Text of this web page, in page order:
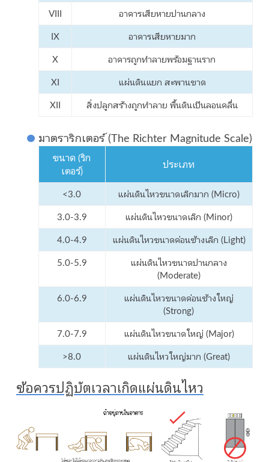
VIII
อาคารเสียหายปานกลาง
IX
อาคารเสียหายมาก
X
อาคารถูกทำลายพร้อมฐานราก
XI
แผ่นดินแยก สะพานขาด
XII
สิ่งปลูกสร้างถูกทำลาย พื้นดินเป็นลอนคลื่น
มาตราริกเตอร์ (The Richter Magnitude Scale)
ขนาด (ริก
เตอร์)
ประเภท
<3.0
แผ่นดินไหวขนาดเล็กมาก (Micro)
3.0-3.9
แผ่นดินไหวขนาดเล็ก (Minor)
4.0-4.9
แผ่นดินไหวขนาดค่อนข้างเล็ก (Light)
5.0-5.9
แผ่นดินไหวขนาดปานกลาง
(Moderate)
6.0-6.9
แผ่นดินไหวขนาดค่อนข้างใหญ่
(Strong)
7.0-7.9
แผ่นดินไหวขนาดใหญ่ (Major)
>8.0
แผ่นดินไหวใหญ่มาก (Great)
ข้อควรปฏิบัตเวลาเกิดแผ่นดินไหว